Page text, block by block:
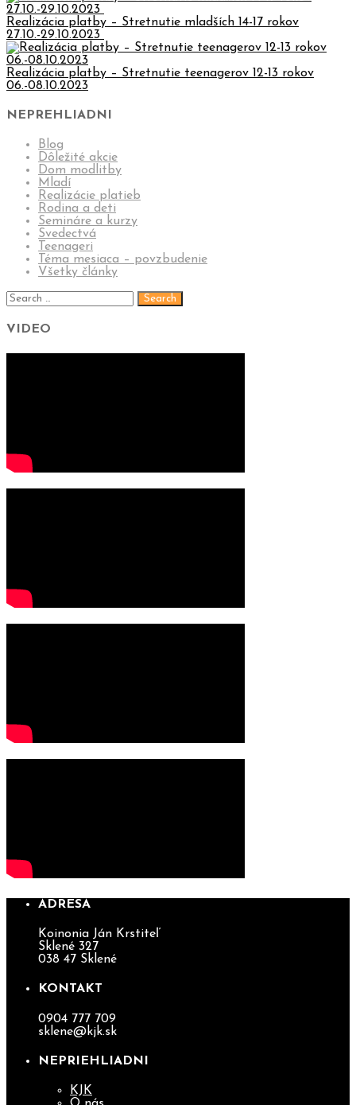
Realizácia platby – Stretnutie mladších 14-17 rokov
27.10.-29.10.2023
Realizácia platby – Stretnutie teenagerov 12-13 rokov
06.-08.10.2023
NEPREHLIADNI
Blog
Dôležité akcie
Dom modlitby
Mladí
Realizácie platieb
Rodina a deti
Semináre a kurzy
Svedectvá
Teenageri
Téma mesiaca – povzbudenie
Všetky články
VIDEO
ADRESA
Koinonia Ján Krstiteľ
Sklené 327
038 47 Sklené
KONTAKT
0904 777 709
sklene@kjk.sk
NEPRIEHLIADNI
KJK